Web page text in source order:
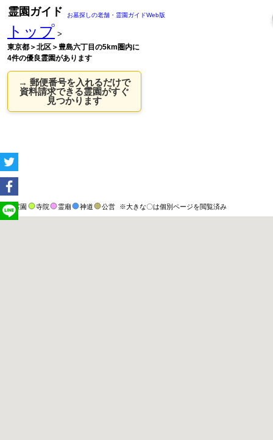
霊園ガイド お墓探しの老舗・霊園ガイドWeb版
トップ >
東京都＞北区＞豊島六丁目の5km圏内に
4件の優良霊園があります
→ 郵便番号を入れるだけで
資料請求できる霊園がすぐ
見つかります
霊園 寺院 霊廟 神道 公営 ※大きな〇は個別ページを閲覧済み